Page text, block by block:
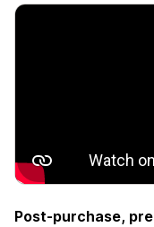
Post-purchase,